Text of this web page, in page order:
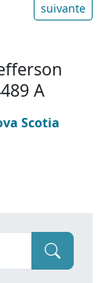
suivante
A
Scotia